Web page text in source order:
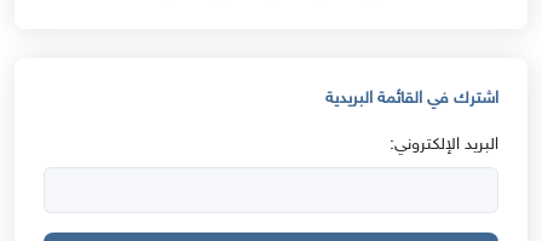
اشترك في القائمة البريدية
البريد الإلكتروني: